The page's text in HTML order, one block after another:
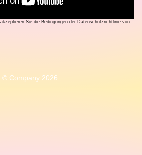
Sie die Bedingungen der Datenschutzrichtlinie von
© Company 2026